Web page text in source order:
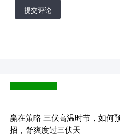
提交评论
赢在策略 三伏高温时节，如何
招，舒爽度过三伏天